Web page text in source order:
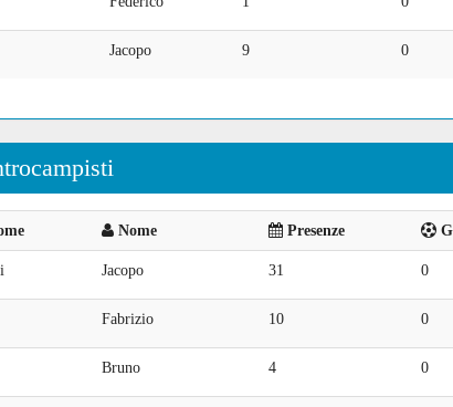
Jacopo 9 0
Nome Presenze
Jacopo 31 0
Fabrizio 10 0
Bruno 4 0